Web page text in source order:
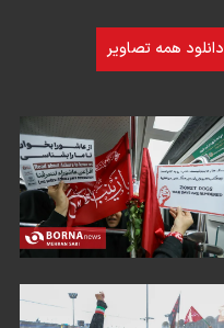
دانلود همه تصاویر